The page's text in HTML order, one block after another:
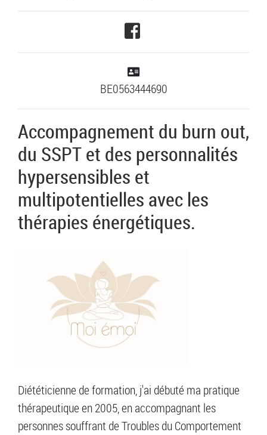
BE0563444690
Accompagnement du burn out,
du SSPT et des personnalités
hypersensibles et
multipotentielles avec les
thérapies énergétiques.
Diététicienne de formation, j'ai débuté ma pratique
thérapeutique en 2005, en accompagnant les
personnes souffrant de Troubles du Comportement